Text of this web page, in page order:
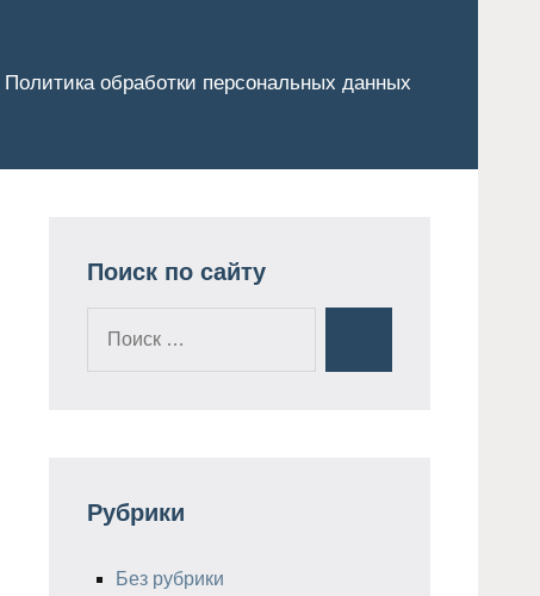
Политика обработки персональных данных
Поиск по сайту
Рубрики
Без рубрики